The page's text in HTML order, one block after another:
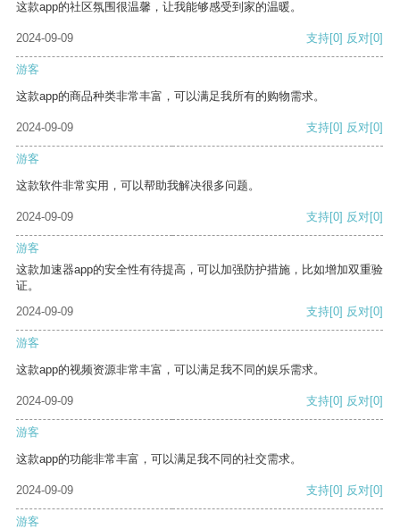
这款app的社区氛围很温馨，让我能够感受到家的温暖。
2024-09-09 支持[0] 反对[0]
游客
这款app的商品种类非常丰富，可以满足我所有的购物需求。
2024-09-09 支持[0] 反对[0]
游客
这款软件非常实用，可以帮助我解决很多问题。
2024-09-09 支持[0] 反对[0]
游客
这款加速器app的安全性有待提高，可以加强防护措施，比如增加双重验
证。
2024-09-09
支持[0] 反对[0]
游客
这款app的视频资源非常丰富，可以满足我不同的娱乐需求。
2024-09-09 支持[0] 反对[0]
游客
这款app的功能非常丰富，可以满足我不同的社交需求。
2024-09-09 支持[0] 反对[0]
游客